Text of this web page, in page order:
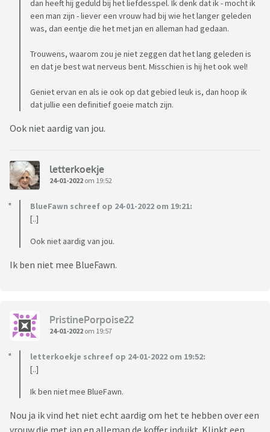
dan heeft hij geduld bij het liefdesspel. Ik denk dat ik - mocht ik
een man zijn - liever een vrouw had bij wie het langer geleden
was, dan eentje die het met jan en alleman had gedaan.
Trouwens, waarom zou je niet zeggen dat het lang geleden is
en dat je best wat nerveus bent. Misschien is hij het ook wel!
Geniet ervan en als ie ook op dat gebied leuk is, dan hoop ik
dat jullie een definitief goeie match zijn.
Ook niet aardig van jou.
letterkoekje
24-01-2022 om 19:52
BlueFawn schreef op 24-01-2022 om 19:21:
[..]
Ook niet aardig van jou.
Ik ben niet mee BlueFawn.
PristinePorpoise22
24-01-2022 om 19:57
letterkoekje schreef op 24-01-2022 om 19:52:
[..]
Ik ben niet mee BlueFawn.
Nou ja ik vind het niet echt aardig om het te hebben over een
vrouw die met jan en alleman de koffer induikt. Klinkt een